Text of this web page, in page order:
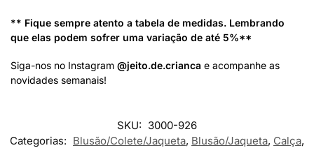
** Fique sempre atento a tabela de medidas. Lembrando
que elas podem sofrer uma variação de até 5%**
Siga-nos no Instagram @jeito.de.crianca e acompanhe as
novidades semanais!
SKU: 3000-926
Categorias: Blusão/Colete/Jaqueta, Blusão/Jaqueta, Calça,